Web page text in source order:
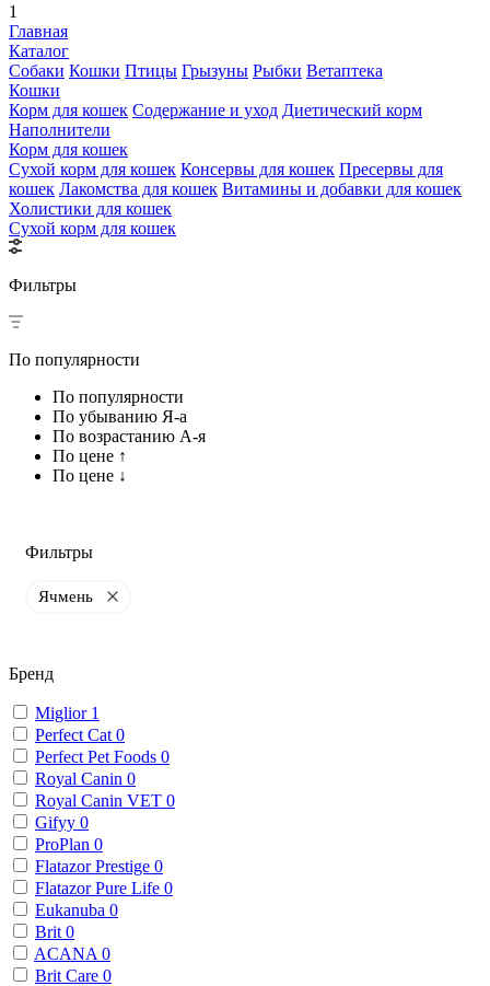
1
Главная
Каталог
Собаки Кошки Птицы Грызуны Рыбки Ветаптека
Кошки
Корм для кошек Содержание и уход Диетический корм
Наполнители
Корм для кошек
Сухой корм для кошек Консервы для кошек Пресервы для
кошек Лакомства для кошек Витамины и добавки для кошек
Холистики для кошек
Сухой корм для кошек
Фильтры
По популярности
По популярности
По убыванию Я-а
По возрастанию А-я
По цене ↑
По цене ↓
Фильтры
Ячмень
Бренд
Miglior 1
Perfect Cat 0
Perfect Pet Foods 0
Royal Canin 0
Royal Canin VET 0
Gifyy 0
ProPlan 0
Flatazor Prestige 0
Flatazor Pure Life 0
Eukanuba 0
Brit 0
ACANA 0
Brit Care 0